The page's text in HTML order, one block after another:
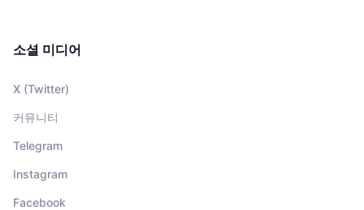
소셜 미디어
X (Twitter)
커뮤니티
Telegram
Instagram
Facebook